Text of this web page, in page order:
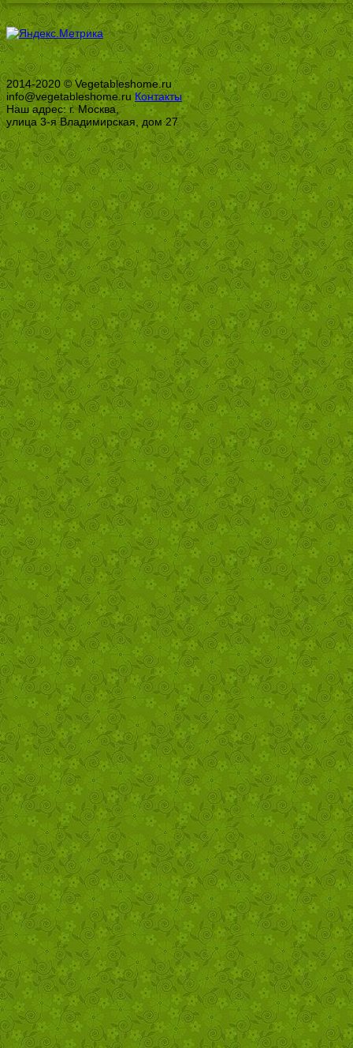
2014-2020 © Vegetableshome.ru
info@vegetableshome.ru Контакты
Наш адрес: г. Москва,
улица 3-я Владимирская, дом 27